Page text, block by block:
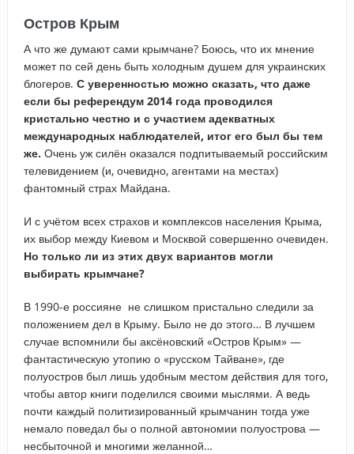
Остров Крым
А что же думают сами крымчане? Боюсь, что их мнение
может по сей день быть холодным душем для украинских
блогеров. С уверенностью можно сказать, что даже
если бы референдум 2014 года проводился
кристально честно и с участием адекватных
международных наблюдателей, итог его был бы тем
же. Очень уж силён оказался подпитываемый российским
телевидением (и, очевидно, агентами на местах)
фантомный страх Майдана.
И с учётом всех страхов и комплексов населения Крыма,
их выбор между Киевом и Москвой совершенно очевиден.
Но только ли из этих двух вариантов могли
выбирать крымчане?
В 1990-е россияне не слишком пристально следили за
положением дел в Крыму. Было не до этого… В лучшем
случае вспомнили бы аксёновский «Остров Крым» —
фантастическую утопию о «русском Тайване», где
полуостров был лишь удобным местом действия для того,
чтобы автор книги поделился своими мыслями. А ведь
почти каждый политизированный крымчанин тогда уже
немало поведал бы о полной автономии полуострова —
несбыточной и многими желанной…